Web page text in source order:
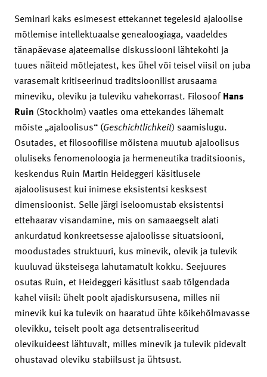
Seminari kaks esimesest ettekannet tegelesid ajaloolise
mõtlemise intellektuaalse genealoogiaga, vaadeldes
tänapäevase ajateemalise diskussiooni lähtekohti ja
tuues näiteid mõtlejatest, kes ühel või teisel viisil on juba
varasemalt kritiseerinud traditsioonilist arusaama
mineviku, oleviku ja tuleviku vahekorrast. FilosoofHans
Ruin (Stockholm) vaatles oma ettekandes lähemalt
mõiste „ajaloolisus“ (Geschichtlichkeit) saamislugu.
Osutades, et filosoofilise mõistena muutub ajaloolisus
oluliseks fenomenoloogia ja hermeneutika traditsioonis,
keskendus Ruin Martin Heideggeri käsitlusele
ajaloolisusest kui inimese eksistentsi kesksest
dimensioonist. Selle järgi iseloomustab eksistentsi
ettehaarav visandamine, mis on samaaegselt alati
ankurdatud konkreetsesse ajaloolisse situatsiooni,
moodustades struktuuri, kus minevik, olevik ja tulevik
kuuluvad üksteisega lahutamatult kokku. Seejuures
osutas Ruin, et Heideggeri käsitlust saab tõlgendada
kahel viisil: ühelt poolt ajadiskursusena, milles nii
minevik kui ka tulevik on haaratud ühte kõikehõlmavasse
olevikku, teiselt poolt aga detsentraliseeritud
olevikuideest lähtuvalt, milles minevik ja tulevik pidevalt
ohustavad oleviku stabiilsust ja ühtsust.